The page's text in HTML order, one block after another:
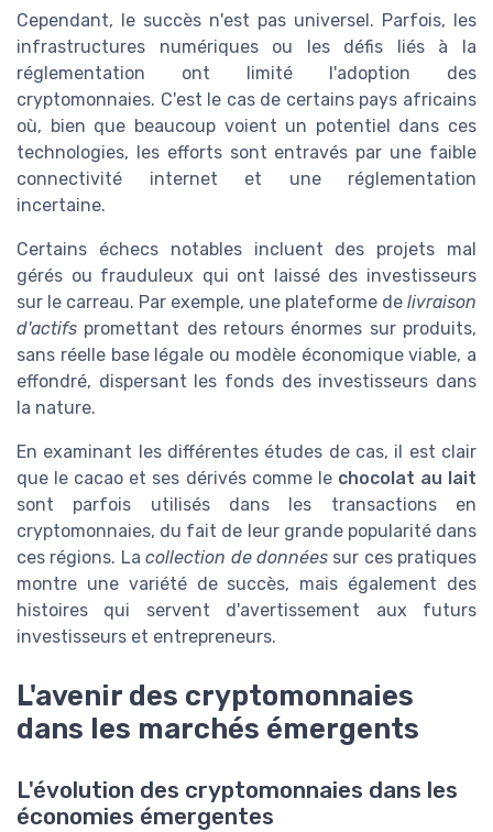
Cependant, le succès n'est pas universel. Parfois, les
infrastructures numériques ou les défis liés à la
réglementation ont limité l'adoption des
cryptomonnaies. C'est le cas de certains pays africains
où, bien que beaucoup voient un potentiel dans ces
technologies, les efforts sont entravés par une faible
connectivité internet et une réglementation
incertaine.
Certains échecs notables incluent des projets mal
gérés ou frauduleux qui ont laissé des investisseurs
sur le carreau. Par exemple, une plateforme de livraison
d'actifs promettant des retours énormes sur produits,
sans réelle base légale ou modèle économique viable, a
effondré, dispersant les fonds des investisseurs dans
la nature.
En examinant les différentes études de cas, il est clair
que le cacao et ses dérivés comme le chocolat au lait
sont parfois utilisés dans les transactions en
cryptomonnaies, du fait de leur grande popularité dans
ces régions. Lacollection de donnéessur ces pratiques
montre une variété de succès, mais également des
histoires qui servent d'avertissement aux futurs
investisseurs et entrepreneurs.
L'avenir des cryptomonnaies
dans les marchés émergents
L'évolution des cryptomonnaies dans les
économies émergentes